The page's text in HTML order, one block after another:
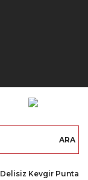
ARA
Delisiz Kevgir Puntalı